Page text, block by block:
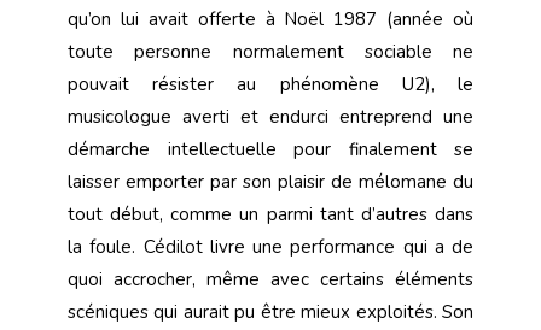
qu’on lui avait offerte à Noël 1987 (année où
toute personne normalement sociable ne
pouvait résister au phénomène U2), le
musicologue averti et endurci entreprend une
démarche intellectuelle pour finalement se
laisser emporter par son plaisir de mélomane du
tout début, comme un parmi tant d’autres dans
la foule. Cédilot livre une performance qui a de
quoi accrocher, même avec certains éléments
scéniques qui aurait pu être mieux exploités. Son